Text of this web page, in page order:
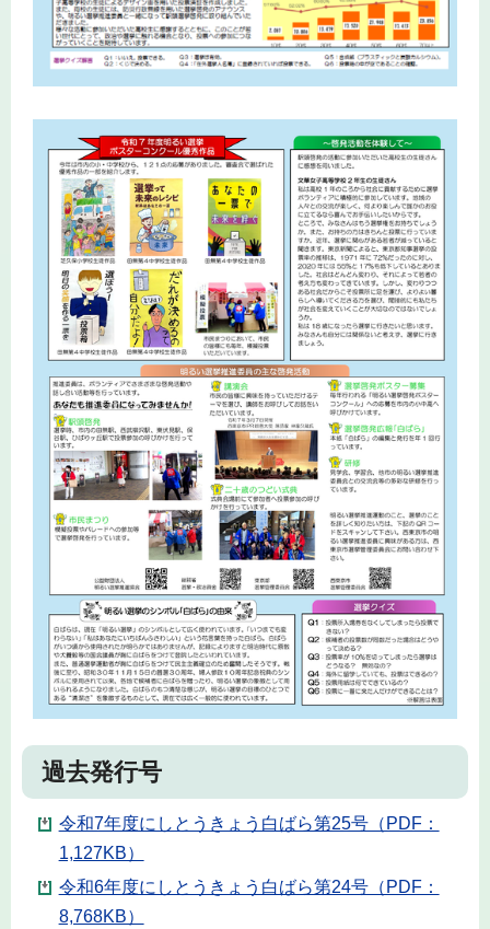
過去発行号
令和7年度にしとうきょう白ばら第25号（PDF：
1,127KB）
令和6年度にしとうきょう白ばら第24号（PDF：
8,768KB）